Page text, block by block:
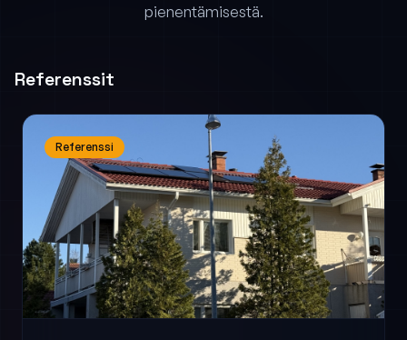
pienentämisestä.
Referenssit
Referenssi